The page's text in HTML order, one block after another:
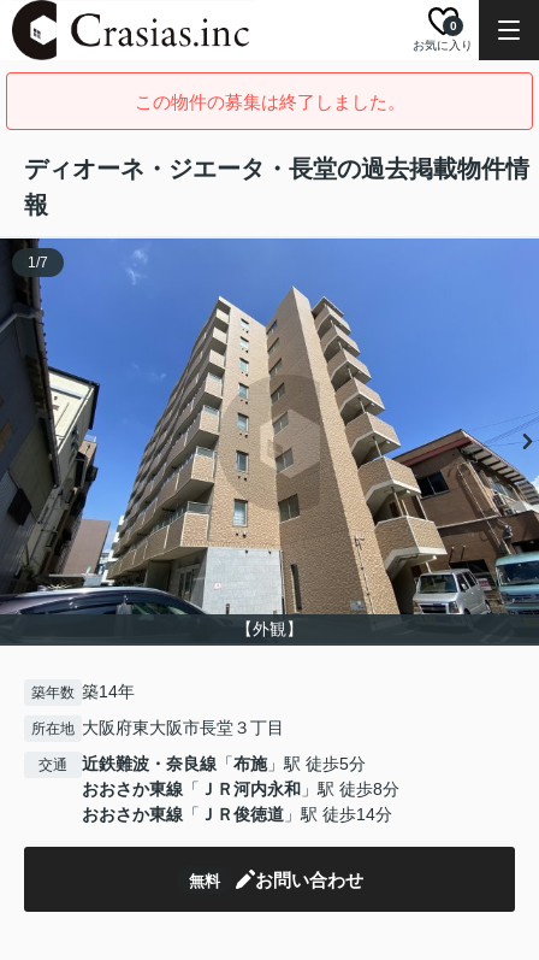
お気に入り
0
この物件の募集は終了しました。
ディオーネ・ジエータ・長堂の過去掲載物件情
報
【外観】
1/7
築年数 築14年
所在地 大阪府東大阪市長堂３丁目
交通 近鉄難波・奈良線 「布施」駅 徒歩5分
おおさか東線 「 ＪＲ河内永和 」駅 徒歩8分
おおさか東線 「 ＪＲ俊徳道 」駅 徒歩14分
無料 お問い合わせ